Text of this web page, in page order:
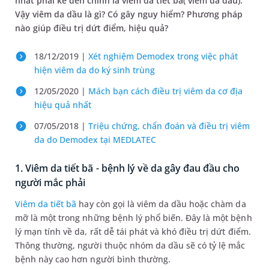
Vậy viêm da dầu là gì? Có gây nguy hiểm? Phương pháp
nào giúp điều trị dứt điểm, hiệu quả?
18/12/2019 | Xét nghiệm Demodex trong việc phát
hiện viêm da do ký sinh trùng
12/05/2020 | Mách bạn cách điều trị viêm da cơ địa
hiệu quả nhất
07/05/2018 | Triệu chứng, chẩn đoán và điều trị viêm
da do Demodex tại MEDLATEC
1. Viêm da tiết bã - bệnh lý về da gây đau đầu cho
người mắc phải
Viêm da tiết bã hay còn gọi là viêm da dầu hoặc chàm da
mỡ là một trong những bệnh lý phổ biến. Đây là một bệnh
lý mạn tính về da, rất dễ tái phát và khó điều trị dứt điểm.
Thông thường, người thuộc nhóm da dầu sẽ có tỷ lệ mắc
bệnh này cao hơn người bình thường.